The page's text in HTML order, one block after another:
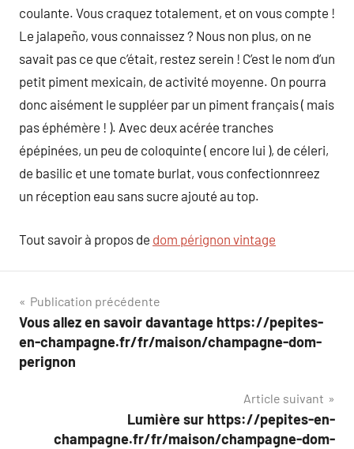
coulante. Vous craquez totalement, et on vous compte !
Le jalapeño, vous connaissez ? Nous non plus, on ne
savait pas ce que c’était, restez serein ! C’est le nom d’un
petit piment mexicain, de activité moyenne. On pourra
donc aisément le suppléer par un piment français ( mais
pas éphémère ! ). Avec deux acérée tranches
épépinées, un peu de coloquinte ( encore lui ), de céleri,
de basilic et une tomate burlat, vous confectionnreez
un réception eau sans sucre ajouté au top.
Tout savoir à propos de dom pérignon vintage
Navigation
de
l’article
Publication précédente
Vous allez en savoir davantage https://pepites-
en-champagne.fr/fr/maison/champagne-dom-
perignon
Article suivant
Lumière sur https://pepites-en-
champagne.fr/fr/maison/champagne-dom-